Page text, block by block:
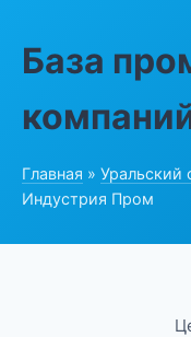
База
Главная » Уральский
Индустрия Пром